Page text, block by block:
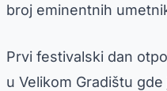
broj eminentnih
Prvi festivalski dan
u Velikom Gradištu